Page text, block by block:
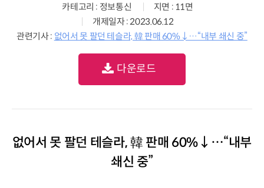
카테고리 : 정보통신
지면 : 11면
개제일자 : 2023.06.12
관련기사 : 없어서 못 팔던 테슬라, 韓 판매 60%↓…“내부 쇄신 중”
다운로드
없어서 못 팔던 테슬라, 韓 판매 60%↓…“내부
쇄신 중”